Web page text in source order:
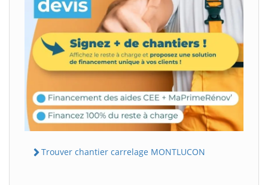
Trouver chantier carrelage MONTLUCON